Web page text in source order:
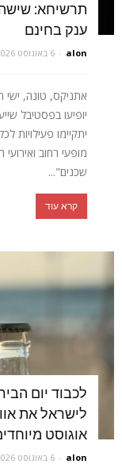
תרשיחא: שישה
ענק בחינם
alon
- 6 באוגוסט 2026
אתניקס, טונה, ישי
יתקיימו פעילויות
מופעי רחוב
שכנים"...
קרא עוד
לכבוד יום
לישראל את
אוגוסט
alon
- 6 באוגוסט 2026